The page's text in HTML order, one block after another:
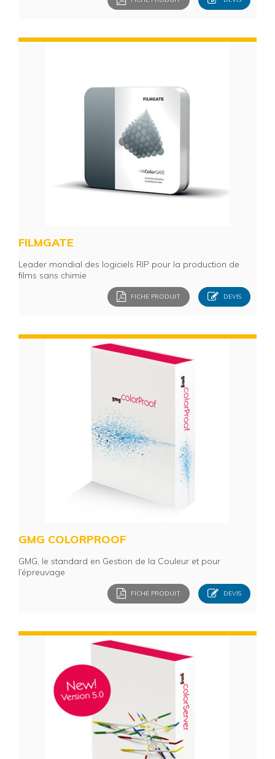
FILMGATE
Leader mondial des logiciels RIP pour la production de
films sans chimie
FICHE PRODUIT DEVIS
GMG COLORPROOF
GMG, le standard en Gestion de la Couleur et pour
l’épreuvage
FICHE PRODUIT DEVIS